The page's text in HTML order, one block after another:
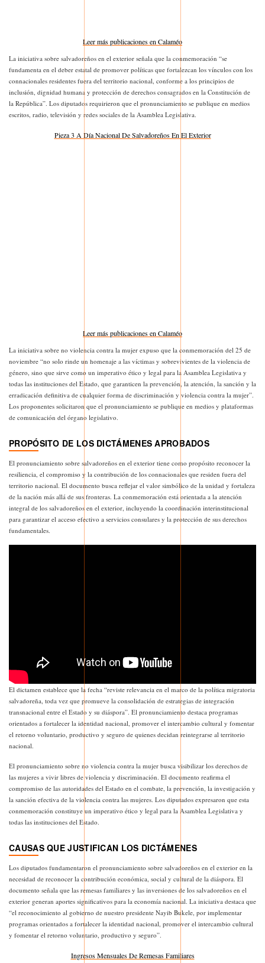
Leer más publicaciones en Calaméo
La iniciativa sobre salvadoreños en el exterior señala que la conmemoración “se
fundamenta en el deber estatal de promover políticas que fortalezcan los vínculos con los
connacionales residentes fuera del territorio nacional, conforme a los principios de
inclusión, dignidad humana y protección de derechos consagrados en la Constitución de
la República”. Los diputados requirieron que el pronunciamiento se publique en medios
escritos, radio, televisión y redes sociales de la Asamblea Legislativa.
Pieza 3 A Día Nacional De Salvadoreños En El Exterior
Leer más publicaciones en Calaméo
La iniciativa sobre no violencia contra la mujer expuso que la conmemoración del 25 de
noviembre “no solo rinde un homenaje a las víctimas y sobrevivientes de la violencia de
género, sino que sirve como un imperativo ético y legal para la Asamblea Legislativa y
todas las instituciones del Estado, que garanticen la prevención, la atención, la sanción y la
erradicación definitiva de cualquier forma de discriminación y violencia contra la mujer”.
Los proponentes solicitaron que el pronunciamiento se publique en medios y plataformas
de comunicación del órgano legislativo.
PROPÓSITO DE LOS DICTÁMENES APROBADOS
El pronunciamiento sobre salvadoreños en el exterior tiene como propósito reconocer la
resiliencia, el compromiso y la contribución de los connacionales que residen fuera del
territorio nacional. El documento busca reflejar el valor simbólico de la unidad y fortaleza
de la nación más allá de sus fronteras. La conmemoración está orientada a la atención
integral de los salvadoreños en el exterior, incluyendo la coordinación interinstitucional
para garantizar el acceso efectivo a servicios consulares y la protección de sus derechos
fundamentales.
El dictamen establece que la fecha “reviste relevancia en el marco de la política migratoria
salvadoreña, toda vez que promueve la consolidación de estrategias de integración
transnacional entre el Estado y su diáspora”. El pronunciamiento destaca programas
orientados a fortalecer la identidad nacional, promover el intercambio cultural y fomentar
el retorno voluntario, productivo y seguro de quienes decidan reintegrarse al territorio
nacional.
El pronunciamiento sobre no violencia contra la mujer busca visibilizar los derechos de
las mujeres a vivir libres de violencia y discriminación. El documento reafirma el
compromiso de las autoridades del Estado en el combate, la prevención, la investigación y
la sanción efectiva de la violencia contra las mujeres. Los diputados expresaron que esta
conmemoración constituye un imperativo ético y legal para la Asamblea Legislativa y
todas las instituciones del Estado.
CAUSAS QUE JUSTIFICAN LOS DICTÁMENES
Los diputados fundamentaron el pronunciamiento sobre salvadoreños en el exterior en la
necesidad de reconocer la contribución económica, social y cultural de la diáspora. El
documento señala que las remesas familiares y las inversiones de los salvadoreños en el
exterior generan aportes significativos para la economía nacional. La iniciativa destaca que
“el reconocimiento al gobierno de nuestro presidente Nayib Bukele, por implementar
programas orientados a fortalecer la identidad nacional, promover el intercambio cultural
y fomentar el retorno voluntario, productivo y seguro”.
Ingresos Mensuales De Remesas Familiares